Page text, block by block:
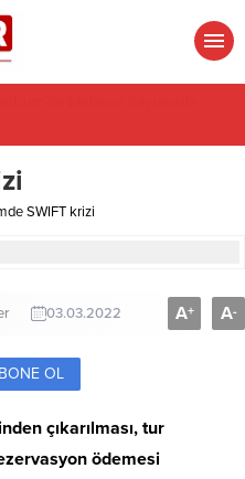
SWIFT krizi
03.03.2022 A+ A-
OL
çıkarılması, tur
ödemesi